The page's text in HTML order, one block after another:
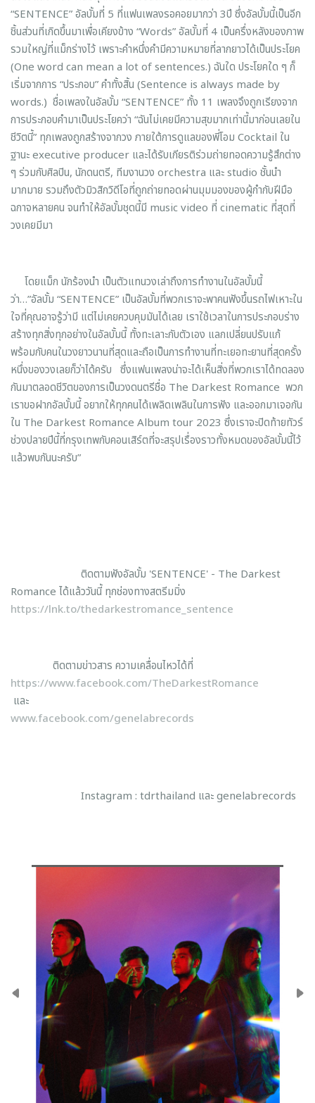
“SENTENCE” อัลบั้มที่ 5 ที่แฟนเพลงรอคอยมากว่า 3ปี ซึ่งอัลบั้มนี้เป็นอีก
ชิ้นส่วนที่เกิดขึ้นมาเพื่อเคียงข้าง “Words” อัลบั้มที่ 4 เป็นครึ่งหลังของภาพ
รวมใหญ่ที่แม็กร่างไว้ เพราะคำหนึ่งคำมีความหมายที่ลากยาวได้เป็นประโยค
(One word can mean a lot of sentences.) ฉันใด ประโยคใด ๆ ก็
เริ่มจากการ “ประกอบ” คำทั้งสิ้น (Sentence is always made by
words.) ชื่อเพลงในอัลบั้ม “SENTENCE” ทั้ง 11 เพลงจึงถูกเรียงจาก
การประกอบคำมาเป็นประโยคว่า “ฉันไม่เคยมีความสุขมากเท่านี้มาก่อนเลยใน
ชีวิตนี้” ทุกเพลงถูกสร้างจากวง ภายใต้การดูแลของพี่โอม Cocktail ใน
ฐานะ executive producer และได้รับเกียรติร่วมถ่ายทอดความรู้สึกต่าง
ๆ ร่วมกับศิลปิน, นักดนตรี, ทีมงานวง orchestra และ studio ชั้นนำ
มากมาย รวมถึงตัวมิวสิกวิดีโอที่ถูกถ่ายทอดผ่านมุมมองของผู้กำกับฝีมือ
ฉกาจหลายคน จนทำให้อัลบั้มชุดนี้มี music video ที่ cinematic ที่สุดที่
วงเคยมีมา
โดยแม็ก นักร้องนำ เป็นตัวแทนวงเล่าถึงการทำงานในอัลบั้มนี้
ว่า…”อัลบั้ม “SENTENCE” เป็นอัลบั้มที่พวกเราจะพาคนฟังขึ้นรถไฟเหาะใน
ใจที่คุณอาจรู้ว่ามี แต่ไม่เคยควบคุมมันได้เลย เราใช้เวลาในการประกอบร่าง
สร้างทุกสิ่งทุกอย่างในอัลบั้มนี้ ทั้งทะเลาะกับตัวเอง แลกเปลี่ยนปรับแก้
พร้อมกับคนในวงยาวนานที่สุดและถือเป็นการทำงานที่ทะเยอทะยานที่สุดครั้ง
หนึ่งของวงเลยก็ว่าได้ครับ ซึ่งแฟนเพลงน่าจะได้เห็นสิ่งที่พวกเราได้ทดลอง
กันมาตลอดชีวิตของการเป็นวงดนตรีชื่อ The Darkest Romance พวก
เราขอฝากอัลบั้มนี้ อยากให้ทุกคนได้เพลิดเพลินในการฟัง และออกมาเจอกัน
ใน The Darkest Romance Album tour 2023 ซึ่งเราจะปิดท้ายทัวร์
ช่วงปลายปีนี้ที่กรุงเทพกับคอนเสิร์ตที่จะสรุปเรื่องราวทั้งหมดของอัลบั้มนี้ไว้
แล้วพบกันนะครับ”
ติดตามฟังอัลบั้ม 'SENTENCE' - The Darkest
Romance ได้แล้ววันนี้ ทุกช่องทางสตรีมมิ่ง
https://lnk.to/thedarkestromance_sentence
ติดตามข่าวสาร ความเคลื่อนไหวได้ที่
https://www.facebook.com/TheDarkestRomance
และ
www.facebook.com/genelabrecords
Instagram : tdrthailand และ genelabrecords